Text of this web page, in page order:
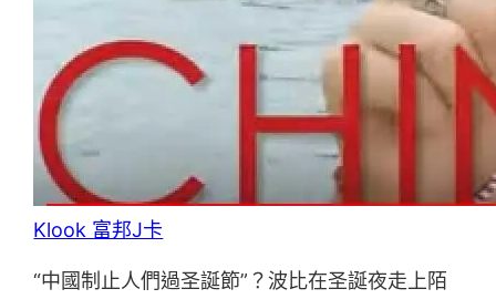
Klook 富邦J卡
“中國制止人們過圣誕節”？波比在圣誕夜走上陌